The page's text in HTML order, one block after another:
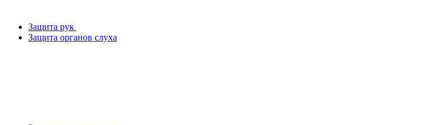
Защита рук
Защита органов слуха